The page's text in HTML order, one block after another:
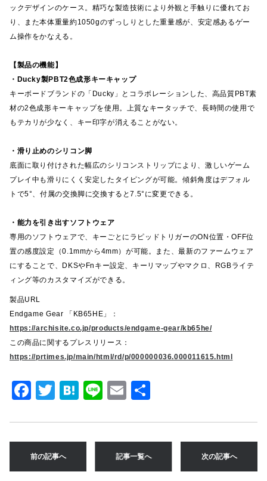
ックデザインのケース。精巧な製造技術により外観と手触りに優れてお
り、また本体重量約1050gのずっしりとした重量感が、安定感あるゲー
ム操作をかなえる。
【製品の機能】
・Ducky製PBT2色成形キーキャップ
キーボードブランドの「Ducky」とコラボレーションした、高品質PBT素
材の2色成形キーキャップを使用。上質なキータッチで、長時間の使用で
もテカリが少なく、キー印字が消えることがない。
・滑り止めのシリコン脚
底面に取り付けされた幅広のシリコンストリップにより、激しいゲーム
プレイ中も滑りにくく安定したタイピングが可能。傾斜角度はデフォル
トで5°、付属の交換脚に交換すると7.5°に変更できる。
・能力を引き出すソフトウェア
専用のソフトウェアで、キーごとにラピッドトリガーのON位置・OFF位
置の感度設定（0.1mmから4mm）が可能。また、最新のファームウェア
にすることで、DKSやFnキー設定、キーリマップやマクロ、RGBライテ
ィング等のカスタマイズができる。
製品URL
Endgame Gear 「KB65HE」：
https://archisite.co.jp/products/endgame-gear/kb65he/
この商品に関するプレスリリース：
https://prtimes.jp/main/html/rd/p/000000036.000011615.html
F
c
e
b
T
it
te
r
H
e
n
a
Li
e
E
ai
l
前の記事へ 記事一覧へ 次の記事へ